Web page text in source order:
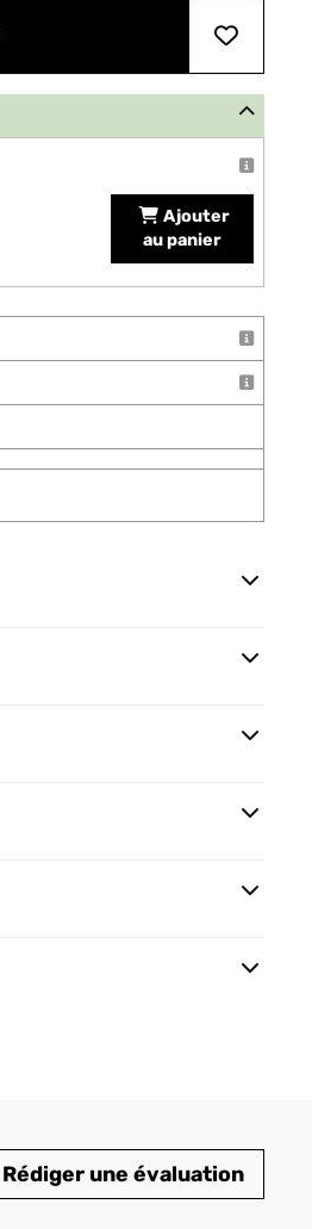
Ajouter
au panier
Rédiger une évaluation